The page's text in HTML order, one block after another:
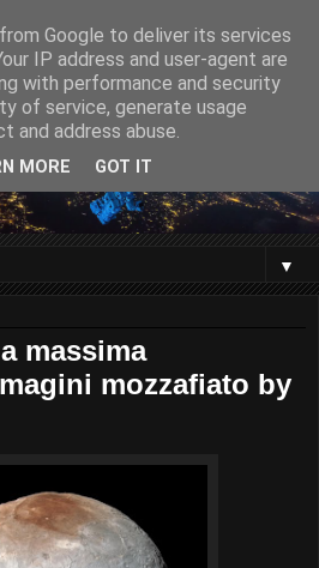
▼
massima
mozzafiato by
Google to deliver its services
IP address and user-agent are
with performance and security
of service, generate usage
and address abuse.
MORE GOT IT